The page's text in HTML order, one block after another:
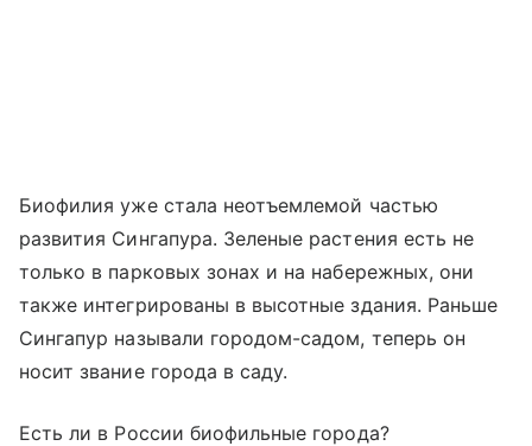
Биофилия уже стала неотъемлемой частью
развития Сингапура. Зеленые растения есть не
только в парковых зонах и на набережных, они
также интегрированы в высотные здания. Раньше
Сингапур называли городом-садом, теперь он
носит звание города в саду.
Есть ли в России биофильные города?